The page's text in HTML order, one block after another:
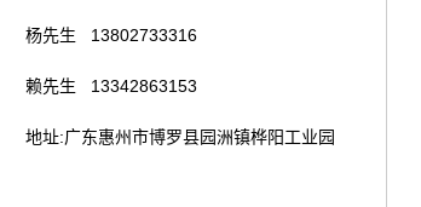
杨先生 13802733316
赖先生 13342863153
地址:广东惠州市博罗县园洲镇桦阳工业园